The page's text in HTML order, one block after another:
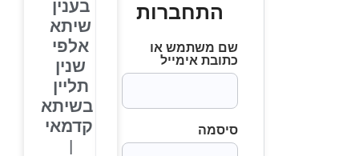
התחברות
שם משתמש או
כתובת אימייל
סיסמה
בענין
שיתא
אלפי
שנין
תליין
בשיתא
קדמאי